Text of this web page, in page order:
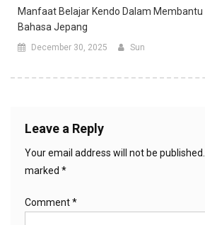
Manfaat Belajar Kendo Dalam
Bahasa Jepang
December 30, 2025 Sun
Leave a Reply
Your email address will not be published.
marked *
Comment*